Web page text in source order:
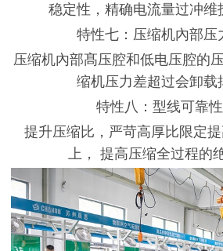
稳定性，精确电流量过冲维
特性七：压缩机內部压
压缩机內部髙压腔和低电压腔的
缩机压力差超过会卸载
特性八：型线可靠
提升压缩比，严苛高厚比限定
上， 提高压缩全过程的